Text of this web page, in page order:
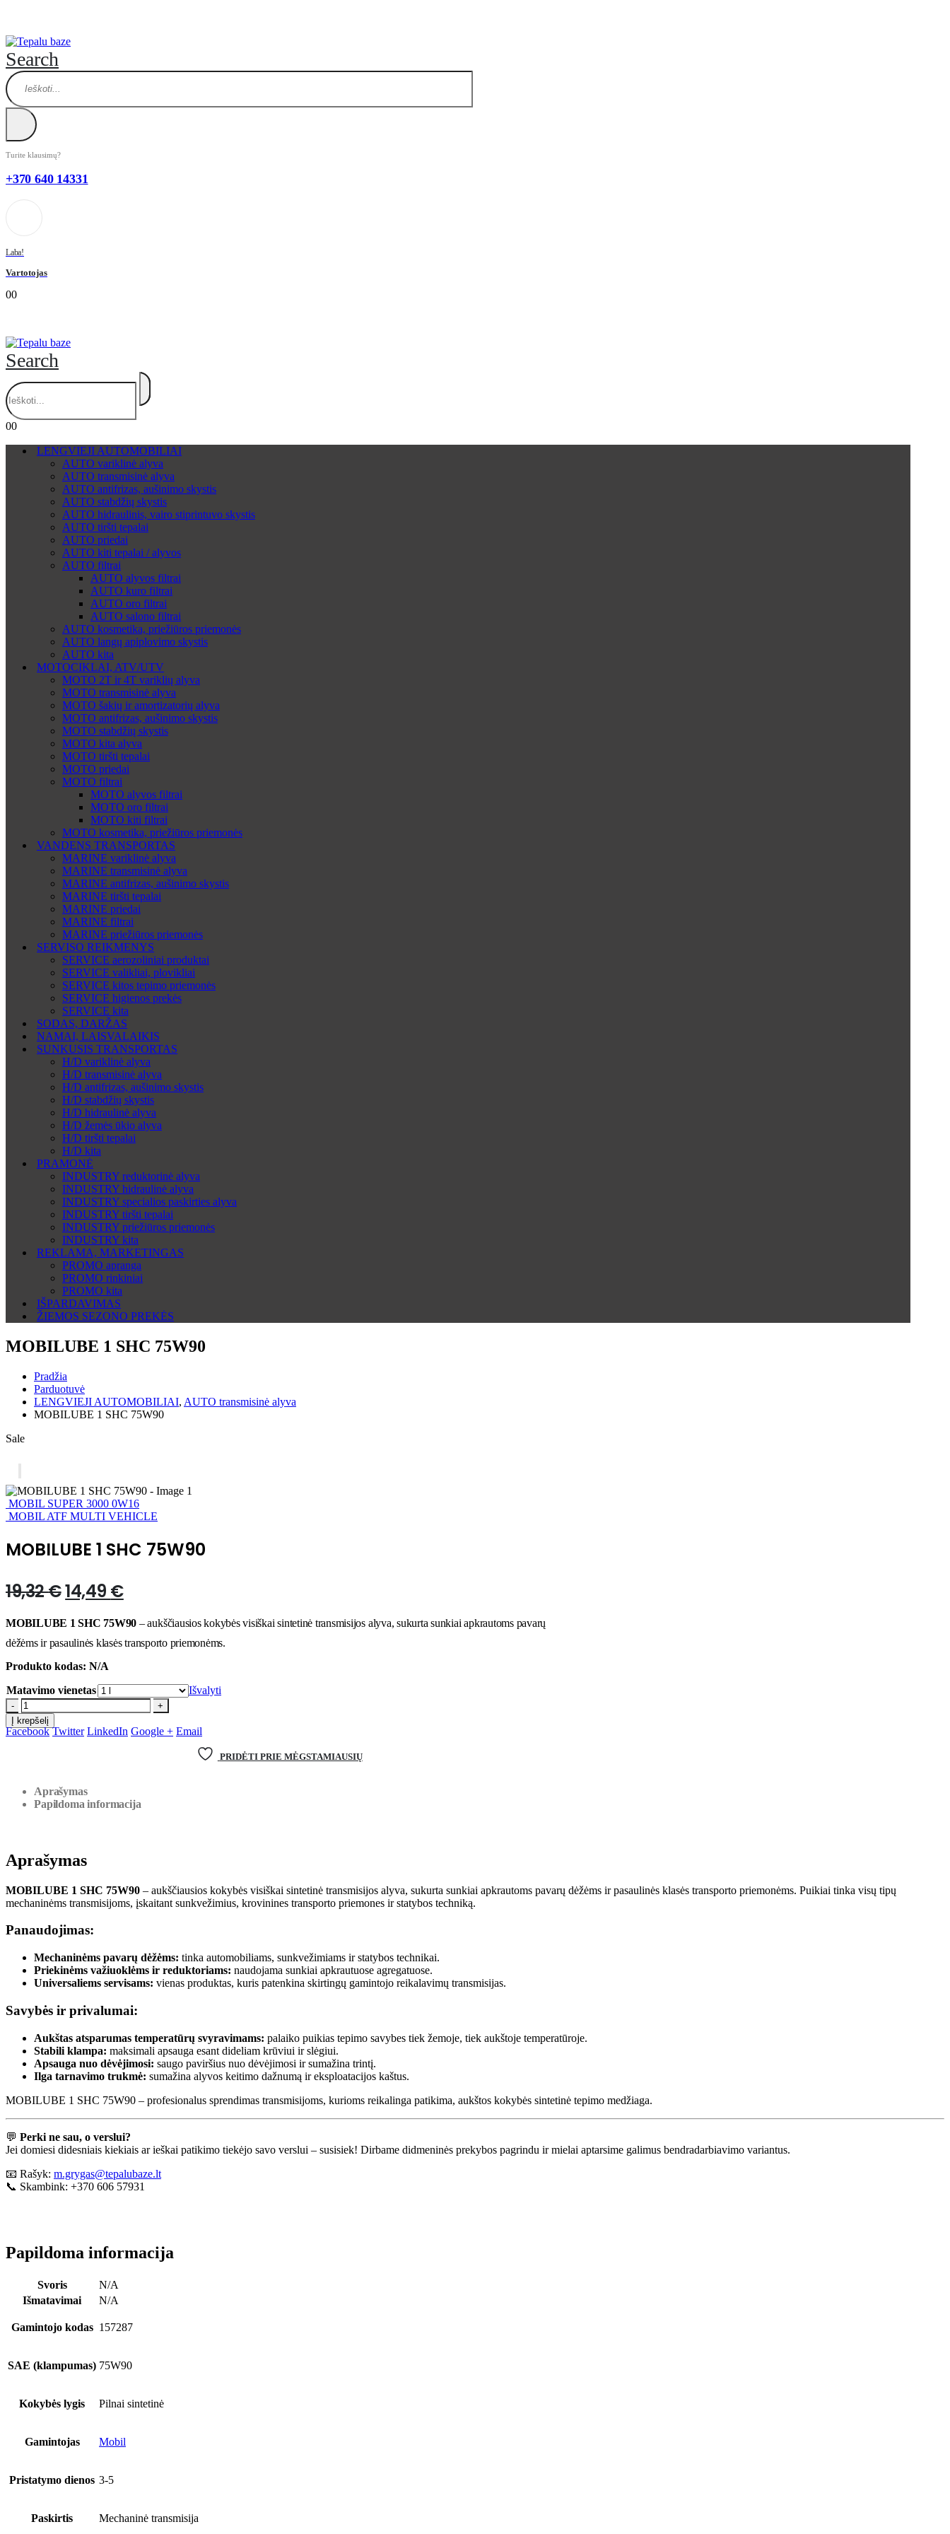
Search
Turite klausimų?
+370 640 14331
Laba!
Vartotojas
00
Search
00
LENGVIEJI AUTOMOBILIAI
AUTO variklinė alyva
AUTO transmisinė alyva
AUTO antifrizas, aušinimo skystis
AUTO stabdžių skystis
AUTO hidraulinis, vairo stiprintuvo skystis
AUTO tiršti tepalai
AUTO priedai
AUTO kiti tepalai / alyvos
AUTO filtrai
AUTO alyvos filtrai
AUTO kuro filtrai
AUTO oro filtrai
AUTO salono filtrai
AUTO kosmetika, priežiūros priemonės
AUTO langų apiplovimo skystis
AUTO kita
MOTOCIKLAI, ATV/UTV
MOTO 2T ir 4T variklių alyva
MOTO transmisinė alyva
MOTO šakių ir amortizatorių alyva
MOTO antifrizas, aušinimo skystis
MOTO stabdžių skystis
MOTO kita alyva
MOTO tiršti tepalai
MOTO priedai
MOTO filtrai
MOTO alyvos filtrai
MOTO oro filtrai
MOTO kiti filtrai
MOTO kosmetika, priežiūros priemonės
VANDENS TRANSPORTAS
MARINE variklinė alyva
MARINE transmisinė alyva
MARINE antifrizas, aušinimo skystis
MARINE tiršti tepalai
MARINE priedai
MARINE filtrai
MARINE priežiūros priemonės
SERVISO REIKMENYS
SERVICE aerozoliniai produktai
SERVICE valikliai, plovikliai
SERVICE kitos tepimo priemonės
SERVICE higienos prekės
SERVICE kita
SODAS, DARŽAS
NAMAI, LAISVALAIKIS
SUNKUSIS TRANSPORTAS
H/D variklinė alyva
H/D transmisinė alyva
H/D antifrizas, aušinimo skystis
H/D stabdžių skystis
H/D hidraulinė alyva
H/D žemės ūkio alyva
H/D tiršti tepalai
H/D kita
PRAMONĖ
INDUSTRY reduktorinė alyva
INDUSTRY hidraulinė alyva
INDUSTRY specialios paskirties alyva
INDUSTRY tiršti tepalai
INDUSTRY priežiūros priemonės
INDUSTRY kita
REKLAMA, MARKETINGAS
PROMO apranga
PROMO rinkiniai
PROMO kita
IŠPARDAVIMAS
ŽIEMOS SEZONO PREKĖS
MOBILUBE 1 SHC 75W90
Pradžia
Parduotuvė
LENGVIEJI AUTOMOBILIAI, AUTO transmisinė alyva
MOBILUBE 1 SHC 75W90
Sale
MOBIL SUPER 3000 0W16
MOBIL ATF MULTI VEHICLE
MOBILUBE 1 SHC 75W90
19,32€Original
price
was:
19,32 €.
14,49 €Current
price
is:
MOBILUBE 1 SHC 75W90 – aukščiausios kokybės visiškai sintetinė transmisijos alyva, sukurta sunkiai apkrautoms pavarų
dėžėms ir pasaulinės klasės transporto priemonėms.
Produkto kodas: N/A
Matavimo vienetas
Išvalyti
-
+
Į krepšelį
Facebook Twitter LinkedIn Google + Email
PRIDĖTI PRIE MĖGSTAMIAUSIŲ
Aprašymas
Papildoma informacija
Aprašymas
MOBILUBE 1 SHC 75W90 – aukščiausios kokybės visiškai sintetinė transmisijos alyva, sukurta sunkiai apkrautoms pavarų dėžėms ir pasaulinės klasės transporto priemonėms. Puikiai tinka visų tipų
mechaninėms transmisijoms, įskaitant sunkvežimius, krovinines transporto priemones ir statybos techniką.
Panaudojimas:
Mechaninėms pavarų dėžėms: tinka automobiliams, sunkvežimiams ir statybos technikai.
Priekinėms važiuoklėms ir reduktoriams: naudojama sunkiai apkrautuose agregatuose.
Universaliems servisams: vienas produktas, kuris patenkina skirtingų gamintojo reikalavimų transmisijas.
Savybės ir privalumai:
Aukštas atsparumas temperatūrų svyravimams: palaiko puikias tepimo savybes tiek žemoje, tiek aukštoje temperatūroje.
Stabili klampa: maksimali apsauga esant dideliam krūviui ir slėgiui.
Apsauga nuo dėvėjimosi: saugo paviršius nuo dėvėjimosi ir sumažina trintį.
Ilga tarnavimo trukmė: sumažina alyvos keitimo dažnumą ir eksploatacijos kaštus.
MOBILUBE 1 SHC 75W90 – profesionalus sprendimas transmisijoms, kurioms reikalinga patikima, aukštos kokybės sintetinė tepimo medžiaga.
💬 Perki ne sau, o verslui?
Jei domiesi didesniais kiekiais ar ieškai patikimo tiekėjo savo verslui – susisiek! Dirbame didmeninės prekybos pagrindu ir mielai aptarsime galimus bendradarbiavimo variantus.
📧 Rašyk: m.grygas@tepalubaze.lt
📞 Skambink: +370 606 57931
Papildoma informacija
Svoris
N/A
Išmatavimai
N/A
Gamintojo kodas 157287
SAE (klampumas) 75W90
Kokybės lygis Pilnai sintetinė
Gamintojas Mobil
Pristatymo dienos 3-5
Paskirtis Mechaninė transmisija